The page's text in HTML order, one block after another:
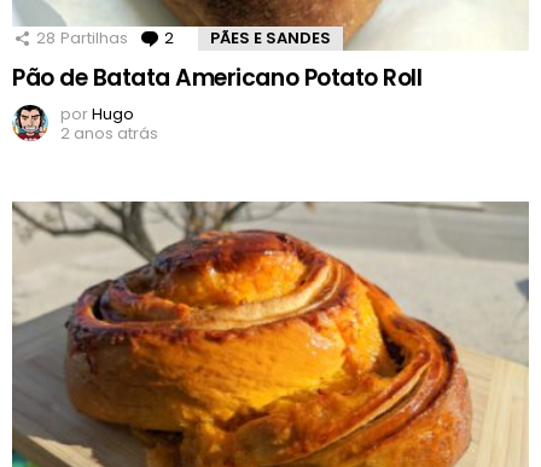
28 Partilhas 2 Comentários
PÃES E SANDES
Pão de Batata Americano Potato Roll
porHugo
2 anos atrás